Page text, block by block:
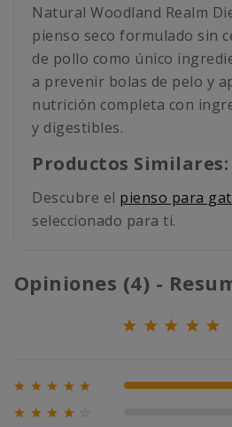
Natural Woodland Realm
pienso seco formulado sin
de pollo como único
a prevenir bolas de pelo y
nutrición completa con
y digestibles.
Productos Similares:
Descubre el pienso para
seleccionado para ti.
Opiniones (4) -
     100% (4)
   